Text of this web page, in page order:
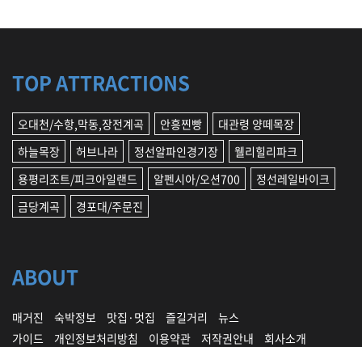
TOP ATTRACTIONS
오대천/수항,막동,장전계곡 안흥찐빵
대관령 양떼목장
하늘목장
허브나라 정선알파인경기장
웰리힐리파크
용평리조트/피크아일랜드
알펜시아/오션700
정선레일바이크
금당계곡
경포대/주문진
ABOUT
매거진 숙박정보 맛집·멋집 즐길거리
뉴스
가이드
개인정보처리방침 이용약관 저작권안내
회사소개